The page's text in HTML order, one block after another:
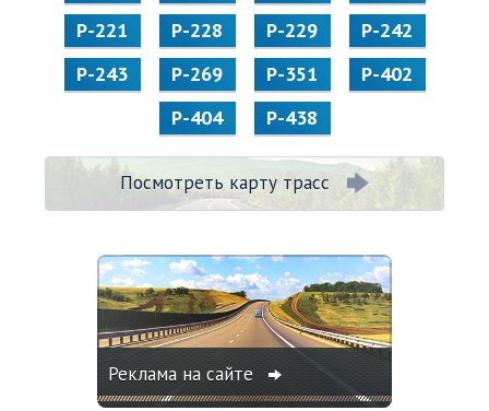
Р-221
Р-228 Р-229
Р-242
Р-243
Р-269 Р-351
Р-402
Р-404
Р-438
Посмотреть карту трасс
Реклама на сайте